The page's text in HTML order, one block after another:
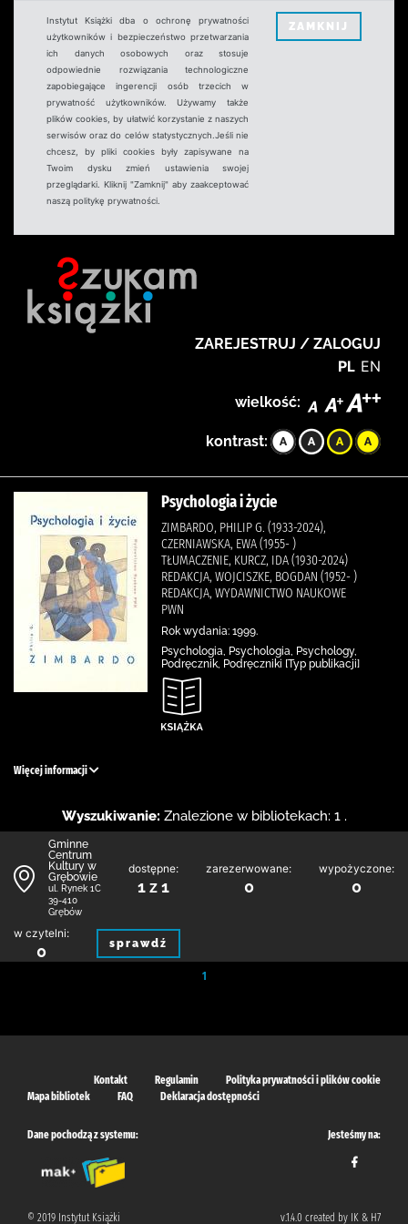
Instytut Książki dba o ochronę prywatności
użytkowników i bezpieczeństwo przetwarzania
ich danych osobowych oraz stosuje
odpowiednie rozwiązania technologiczne
zapobiegające ingerencji osób trzecich w
prywatność użytkowników. Używamy także
plików cookies, by ułatwić korzystanie z naszych
serwisów oraz do celów statystycznych.Jeśli nie
chcesz, by pliki cookies były zapisywane na
Twoim dysku zmień ustawienia swojej
przeglądarki. Kliknij "Zamknij" aby zaakceptować
naszą politykę prywatności.
ZAMKNIJ
ZAREJESTRUJ / ZALOGUJ
PL EN
wielkość:
kontrast:
Psychologia i życie
ZIMBARDO, PHILIP G. (1933-2024),
CZERNIAWSKA, EWA (1955- )
TŁUMACZENIE, KURCZ, IDA (1930-2024)
REDAKCJA, WOJCISZKE, BOGDAN (1952- )
REDAKCJA, WYDAWNICTWO NAUKOWE
PWN
Rok wydania: 1999.
Psychologia, Psychologia, Psychology,
Podręcznik, Podręczniki [Typ publikacji]
Więcej informacji
Wyszukiwanie: Znalezione w bibliotekach: 1 .
Gminne
Centrum
Kultury w
Grębowie
ul. Rynek 1C
39-410
Grębów
dostępne:
1 z 1
zarezerwowane:
0
wypożyczone:
0
w czytelni:
0 sprawdź
1
Kontakt Regulamin
Polityka prywatności i plików cookie
Mapa bibliotek
FAQ Deklaracja dostępności
Dane pochodzą z systemu: Jesteśmy na:
© 2019 Instytut Książki v.1.4.0 created by IK & H7